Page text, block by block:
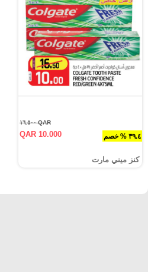
٣٩.٤ % خصم
QAR ١٦.٥٠٠
QAR 10.000
كنز ميني مارت